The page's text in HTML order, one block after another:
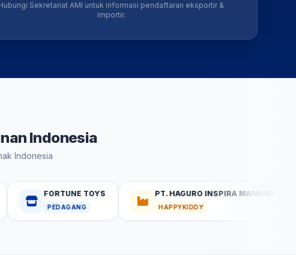
Sekretariat AMI untuk informasi pendaftaran eksportir &
importir.
Indonesia
Indonesia
FORTUNE TOYS
PEDAGANG
PT. HAGURO INSPIRA MANDIRI
HAPPYKIDDY